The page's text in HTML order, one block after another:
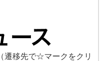
（遷移先で☆マークをクリ